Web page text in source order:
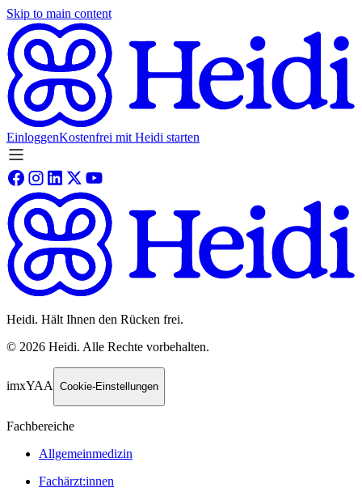
Skip to main content
EinloggenKostenfrei mit Heidi starten
Heidi. Hält Ihnen den Rücken frei.
© 2026 Heidi. Alle Rechte vorbehalten.
imxYAA Cookie-Einstellungen
Fachbereiche
Allgemeinmedizin
Fachärzt:innen